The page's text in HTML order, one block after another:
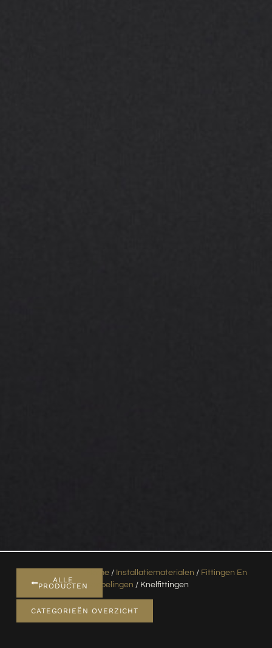
ALLE
PRODUCTEN
Home / Installatiematerialen / Fittingen En
Koppelingen / Knelfittingen
CATEGORIEËN OVERZICHT